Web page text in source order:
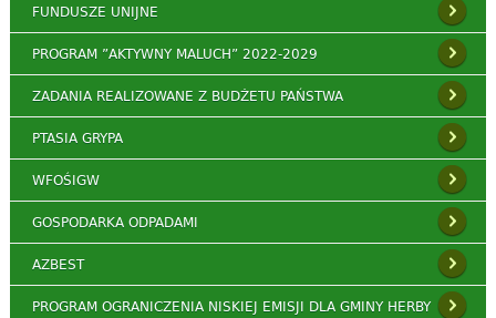
FUNDUSZE UNIJNE
PROGRAM ”AKTYWNY MALUCH” 2022-2029
ZADANIA REALIZOWANE Z BUDŻETU PAŃSTWA
PTASIA GRYPA
WFOŚIGW
GOSPODARKA ODPADAMI
AZBEST
PROGRAM OGRANICZENIA NISKIEJ EMISJI DLA GMINY HERBY